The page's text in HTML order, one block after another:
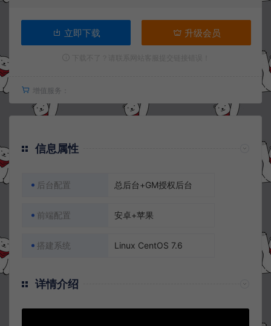
立即下载 升级会员
增值服务：
信息属性
后台配置 总后台+GM授权后台
前端配置 安卓+苹果
搭建系统 Linux CentOS 7.6
详情介绍